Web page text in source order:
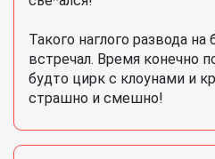
Такого наглого развода
встречал. Время конечно
будто цирк с клоунами и
страшно и смешно!